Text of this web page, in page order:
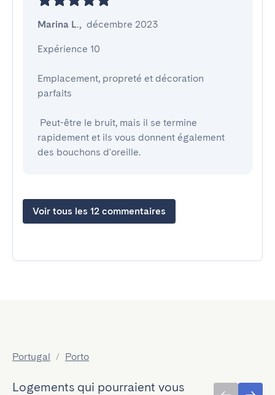
Marina L., décembre 2023
Expérience 10
Emplacement, propreté et décoration
parfaits
rapidement et ils vous donnent également
des bouchons d'oreille.
Voir tous les 12 commentaires
Portugal / Porto
Logements qui pourraient vous